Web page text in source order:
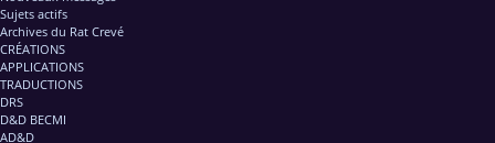
Sujets actifs
Archives du Rat Crevé
CRÉATIONS
APPLICATIONS
TRADUCTIONS
DRS
D&D BECMI
AD&D